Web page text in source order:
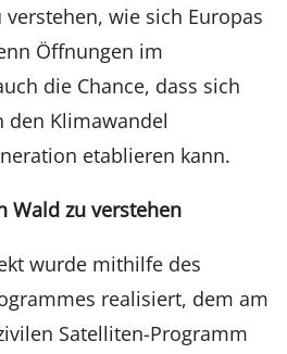
wie sich Europas
Öffnungen im
die Chance, dass sich
den Klimawandel
etablieren kann.
Wald zu verstehen
wurde mithilfe des
realisiert, dem am
Satelliten-Programm